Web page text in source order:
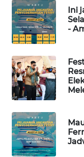
Ini
-
CILEUNGSI
NEWS
BERKAT
NEWS
BERAMPU
NEWS
ANUGERAH
NEWS